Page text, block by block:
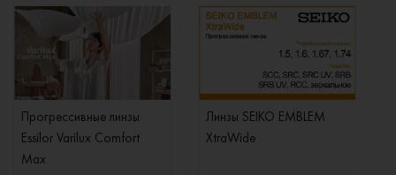
Прогрессивные линзы
Essilor Varilux Comfort
Max
Линзы SEIKO EMBLEM
XtraWide